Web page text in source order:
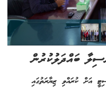
ބައްދަލުކުރުން
އަށް ކުރައްވި ޒިޔާރަތުގައި